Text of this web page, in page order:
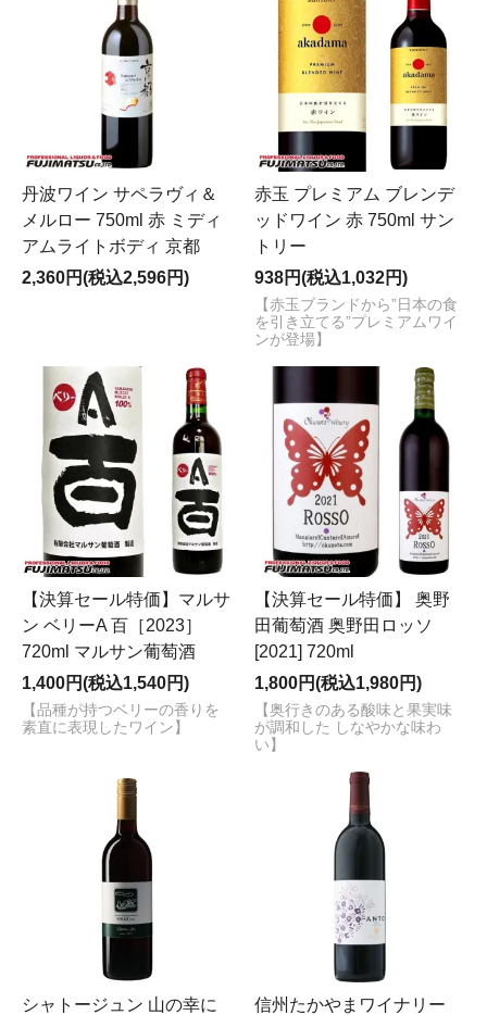
丹波ワイン サペラヴィ＆
メルロー 750ml 赤 ミディ
アムライトボディ 京都
2,360円(税込2,596円)
赤玉 プレミアム ブレンデ
ッドワイン 赤 750ml サン
トリー
938円(税込1,032円)
【赤玉ブランドから”日本の食
を引き立てる”プレミアムワイ
ンが登場】
【決算セール特価】マルサ
ン ベリーA 百［2023］
720ml マルサン葡萄酒
1,400円(税込1,540円)
【品種が持つベリーの香りを
素直に表現したワイン】
【決算セール特価】 奥野
田葡萄酒 奥野田ロッソ
[2021] 720ml
1,800円(税込1,980円)
【奥行きのある酸味と果実味
が調和した しなやかな味わ
い】
シャトージュン 山の幸に
信州たかやまワイナリー